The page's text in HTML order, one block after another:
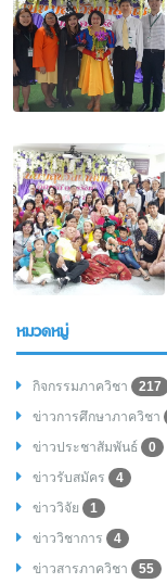
หมวดหมู่
กิจกรรมภาควิชา
217
ข่าวการศึกษาภาควิชา
ข่าวประชาสัมพันธ์
0
ข่าวรับสมัคร
4
ข่าววิจัย
1
ข่าววิชาการ
4
ข่าวสารภาควิชา
55